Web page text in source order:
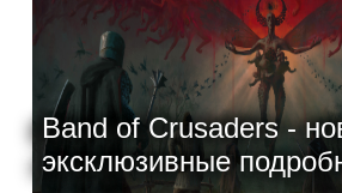
Band of Crusaders -
эксклюзивные